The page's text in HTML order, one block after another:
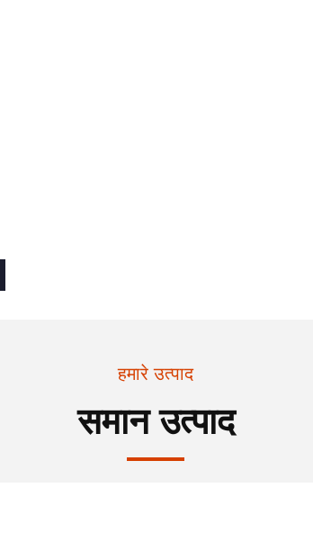
हमारे उत्पाद
समान उत्पाद